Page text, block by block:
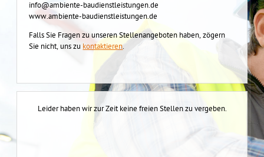
info@ambiente-baudienstleistungen.de
www.ambiente-baudienstleistungen.de
Falls Sie Fragen zu unseren Stellenangeboten haben, zögern
Sie nicht, uns zu kontaktieren.
Leider haben wir zur Zeit keine freien Stellen zu vergeben.